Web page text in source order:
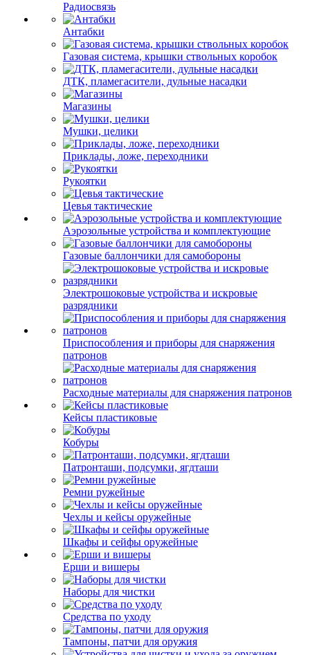
Радиосвязь
Антабки
Газовая система, крышки ствольных коробок
ДТК, пламегасители, дульные насадки
Магазины
Мушки, целики
Приклады, ложе, переходники
Рукоятки
Цевья тактические
Аэрозольные устройства и комплектующие
Газовые баллончики для самобороны
Электрошоковые устройства и искровые
разрядники
Приспособления и приборы для снаряжения
патронов
Расходные материалы для снаряжения патронов
Кейсы пластиковые
Кобуры
Патронташи, подсумки, ягдташи
Ремни ружейные
Чехлы и кейсы оружейные
Шкафы и сейфы оружейные
Ерши и вишеры
Наборы для чистки
Средства по уходу
Тампоны, патчи для оружия